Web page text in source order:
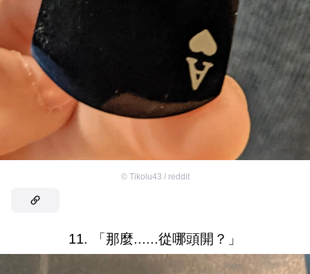
© Tikolu43 / reddit
11. 「那麼......從哪頭開？」